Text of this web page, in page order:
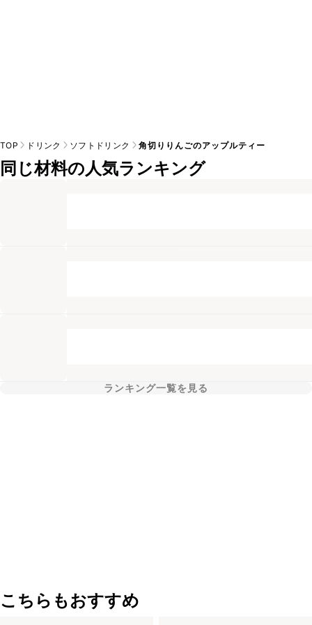
TOP ドリンク ソフトドリンク 角切りりんごのアップルティー
同じ材料の人気ランキング
ランキング一覧を見る
こちらもおすすめ